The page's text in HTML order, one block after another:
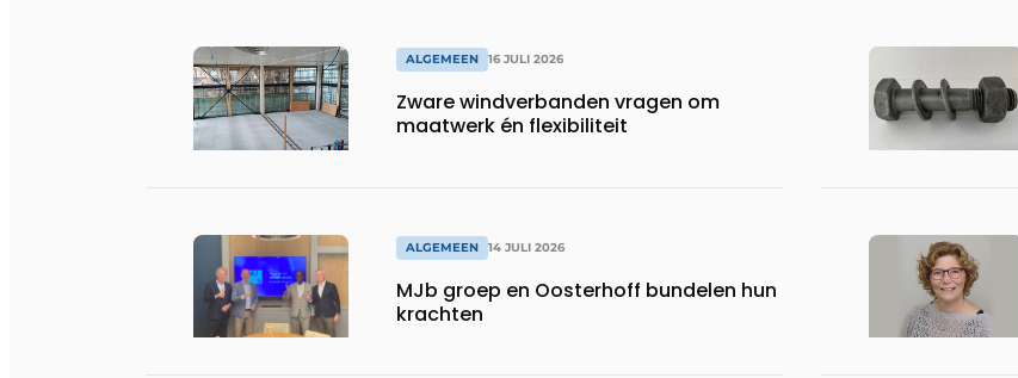
ALGEMEEN 16 JULI 2026
Zware windverbanden vragen om
maatwerk én flexibiliteit
ALGEMEEN 14 JULI 2026
MJb groep en Oosterhoff bundelen hun
krachten